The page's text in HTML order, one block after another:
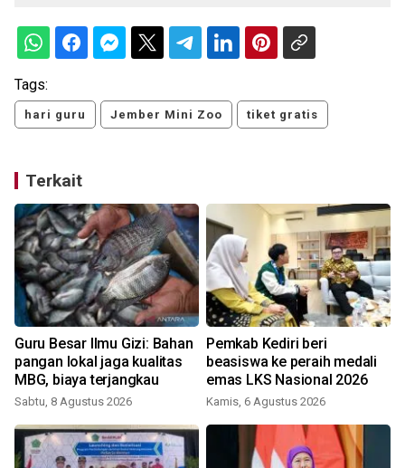
Tags:
hari guru Jember Mini Zoo tiket gratis
Terkait
Guru Besar Ilmu Gizi: Bahan
pangan lokal jaga kualitas
MBG, biaya terjangkau
Sabtu, 8 Agustus 2026
Pemkab Kediri beri
beasiswa ke peraih medali
emas LKS Nasional 2026
Kamis, 6 Agustus 2026